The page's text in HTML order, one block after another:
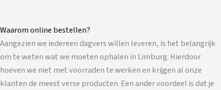
Waarom online bestellen?
Aangezien we iedereen dagvers willen leveren, is het belangrijk
om te weten wat we moeten ophalen in Limburg. Hierdoor
hoeven we niet met voorraden te werken en krijgen al onze
klanten de meest verse producten. Een ander voordeel is dat je